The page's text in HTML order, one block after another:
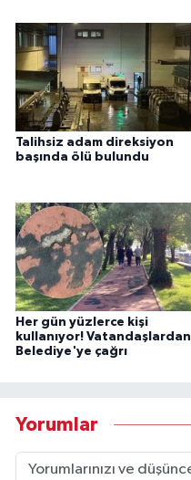
Talihsiz adam direksiyon
başında ölü bulundu
Her gün yüzlerce kişi
kullanıyor! Vatandaşlardan
Belediye'ye çağrı
Yorumlar